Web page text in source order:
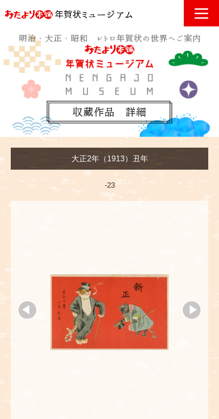
大正2年（1913）丑年
-23